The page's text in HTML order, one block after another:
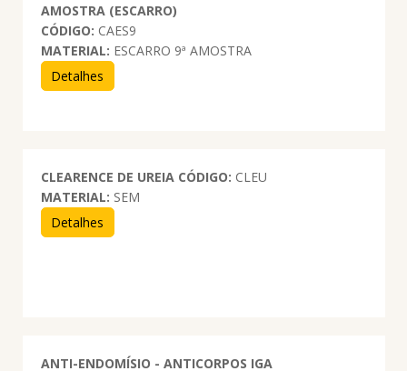
AMOSTRA (ESCARRO)
CÓDIGO: CAES9
MATERIAL: ESCARRO 9ª AMOSTRA
Detalhes
CLEARENCE DE UREIA CÓDIGO: CLEU
MATERIAL: SEM
Detalhes
ANTI-ENDOMÍSIO - ANTICORPOS IGA